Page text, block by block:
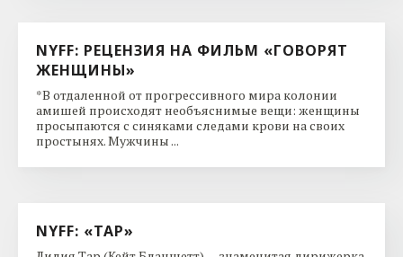
NYFF: РЕЦЕНЗИЯ НА ФИЛЬМ «ГОВОРЯТ
ЖЕНЩИНЫ»
*В отдаленной от прогрессивного мира колонии
амишей происходят необъяснимые вещи: женщины
просыпаются с синяками следами крови на своих
простынях. Мужчины ...
NYFF: «ТАР»